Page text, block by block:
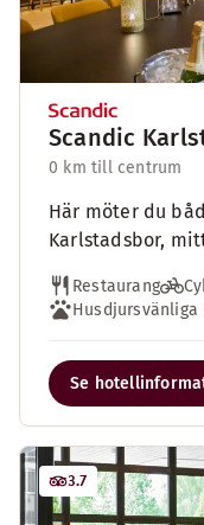
Scandic
0 km till centrum
Här möter du
Karlstadsbor,
Restaurang
Husdjursvänliga
Se
3.7